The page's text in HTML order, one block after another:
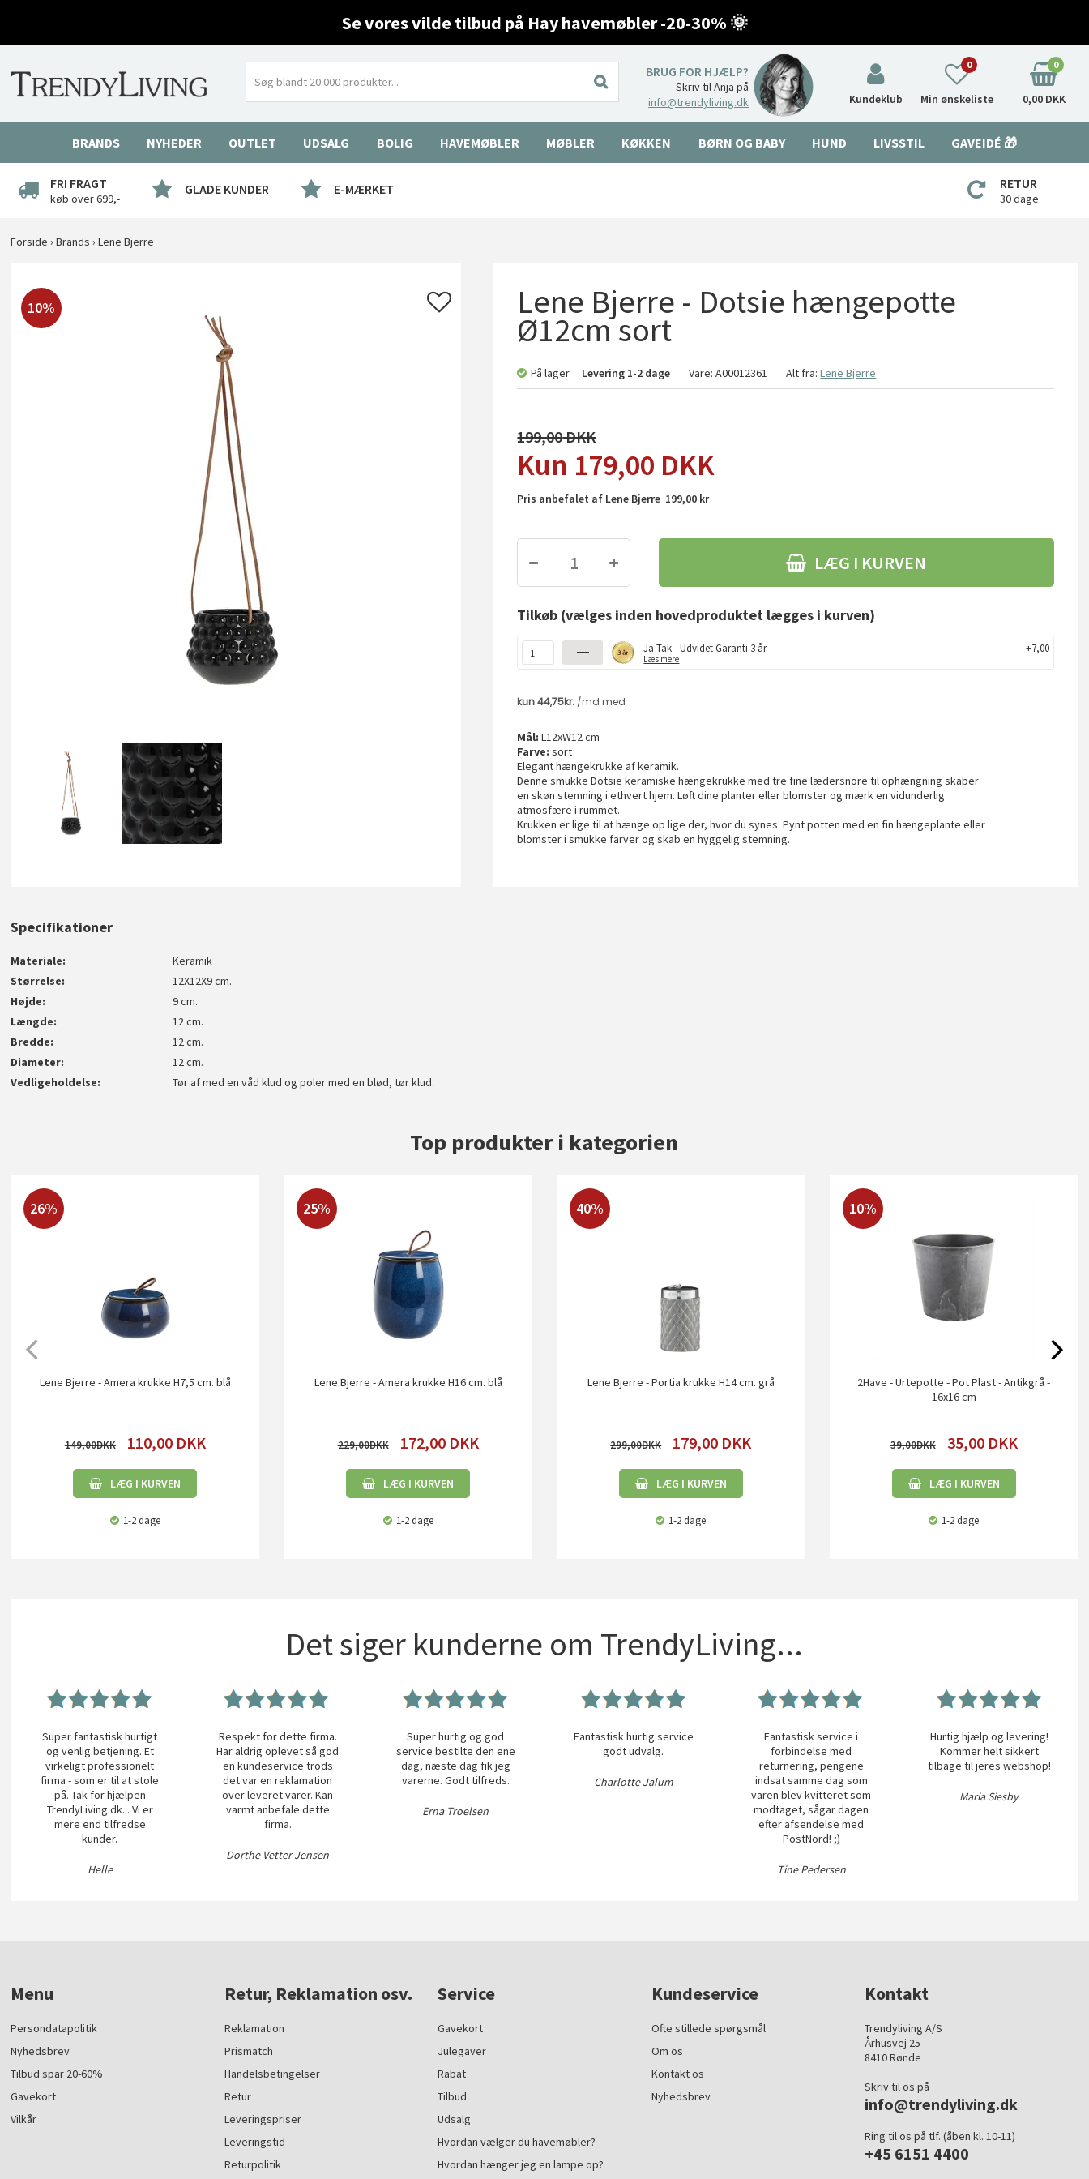
Se vores vilde tilbud på Hay havemøbler -20-30% 🌞
BRUG FOR HJÆLP?
Skriv til Anja på
info@trendyliving.dk
Kundeklub Min ønskeliste
0 0
0,00 DKK
BRANDS NYHEDER OUTLET UDSALG BOLIG HAVEMØBLER MØBLER KØKKEN BØRN OG BABY HUND LIVSSTIL GAVEIDÉ 🎁
FRI FRAGT
køb over 699,-
GLADE KUNDER E-MÆRKET RETUR
30 dage
Forside ›Brands ›Lene Bjerre
10% Lene Bjerre - Dotsie hængepotte
Ø12cm sort
På lager Levering 1-2 dage Vare:A00012361 Alt fra:Lene Bjerre
199,00
179,00 DKK
Pris anbefalet af Lene Bjerre 199,00 kr
LÆG I KURVEN
Tilkøb (vælges inden hovedproduktet lægges i kurven)
Ja Tak - Udvidet Garanti 3 år
Læs mere
+7,00
Mål: L12xW12 cm
Farve: sort
Elegant hængekrukke af keramik.
Denne smukke Dotsie keramiske hængekrukke med tre fine lædersnore til ophængning skaber
en skøn stemning i ethvert hjem. Løft dine planter eller blomster og mærk en vidunderlig
atmosfære i rummet.
Krukken er lige til at hænge op lige der, hvor du synes. Pynt potten med en fin hængeplante eller
blomster i smukke farver og skab en hyggelig stemning.
Specifikationer
Materiale
Keramik
Størrelse
12X12X9 cm.
Højde
9 cm.
Længde
12 cm.
Bredde
12 cm.
Diameter
12 cm.
Vedligeholdelse
Tør af med en våd klud og poler med en blød, tør klud.
Top produkter i kategorien
26%
Lene Bjerre - Amera krukke H7,5 cm. blå
149,00 110,00 DKK
LÆG I KURVEN
1-2 dage
25%
Lene Bjerre - Amera krukke H16 cm. blå
229,00 172,00 DKK
LÆG I KURVEN
1-2 dage
40%
Lene Bjerre - Portia krukke H14 cm. grå
299,00 179,00 DKK
LÆG I KURVEN
1-2 dage
10%
2Have - Urtepotte - Pot Plast - Antikgrå -
16x16 cm
39,00 35,00 DKK
LÆG I KURVEN
1-2 dage
Det siger kunderne om TrendyLiving...
Super fantastisk hurtigt
og venlig betjening. Et
virkeligt professionelt
firma - som er til at stole
på. Tak for hjælpen
TrendyLiving.dk... Vi er
mere end tilfredse
kunder.
Helle
Respekt for dette firma.
Har aldrig oplevet så god
en kundeservice trods
det var en reklamation
over leveret varer. Kan
varmt anbefale dette
firma.
Dorthe Vetter Jensen
Super hurtig og god
service bestilte den ene
dag, næste dag fik jeg
varerne. Godt tilfreds.
Erna Troelsen
Fantastisk hurtig service
godt udvalg.
Charlotte Jalum
Fantastisk service i
forbindelse med
returnering, pengene
indsat samme dag som
varen blev kvitteret som
modtaget, sågar dagen
efter afsendelse med
PostNord! ;)
Tine Pedersen
Hurtig hjælp og levering!
Kommer helt sikkert
tilbage til jeres webshop!
Maria Siesby
Menu
Persondatapolitik
Nyhedsbrev
Tilbud spar 20-60%
Gavekort
Vilkår
Retur, Reklamation osv.
Reklamation
Prismatch
Handelsbetingelser
Retur
Leveringspriser
Leveringstid
Returpolitik
Service
Gavekort
Julegaver
Rabat
Tilbud
Udsalg
Hvordan vælger du havemøbler?
Hvordan hænger jeg en lampe op?
Kundeservice
Ofte stillede spørgsmål
Om os
Kontakt os
Nyhedsbrev
Kontakt
Trendyliving A/S
Århusvej 25
8410 Rønde
Skriv til os på
info@trendyliving.dk
Ring til os på tlf. (åben kl. 10-11)
+45 6151 4400